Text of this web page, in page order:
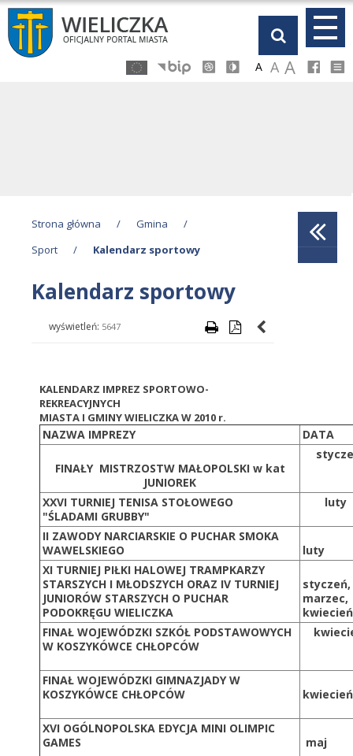
do
treści
do
do
do
A A A
Strona główna / Gmina
/
Sport
/ Kalendarz sportowy
Kalendarz sportowy
wyświetleń: 5647
KALENDARZ IMPREZ SPORTOWO-
REKREACYJNYCH
MIASTA I GMINY WIELICZKA W 2010 r.
NAZWA IMPREZY DATA
FINAŁY MISTRZOSTW MAŁOPOLSKI w kat
JUNIOREK
XXVI TURNIEJ TENISA STOŁOWEGO
"ŚLADAMI GRUBBY"
luty
II ZAWODY NARCIARSKIE O PUCHAR SMOKA
WAWELSKIEGO
luty
XI TURNIEJ PIŁKI HALOWEJ TRAMPKARZY
STARSZYCH I MŁODSZYCH ORAZ IV TURNIEJ
JUNIORÓW STARSZYCH O PUCHAR
PODOKRĘGU WIELICZKA
styczeń,
marzec,
kwiecień
FINAŁ WOJEWÓDZKI SZKÓŁ PODSTAWOWYCH
W KOSZYKÓWCE CHŁOPCÓW
FINAŁ WOJEWÓDZKI GIMNAZJADY W
KOSZYKÓWCE CHŁOPCÓW
kwiecień
XVI OGÓLNOPOLSKA EDYCJA MINI OLIMPIC
GAMES
maj